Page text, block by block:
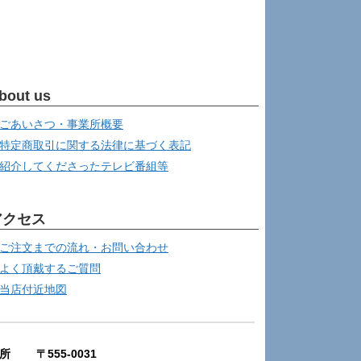
us
ごあいさつ・事業所概要
特定商取引に関する法律に基づく表記
紹介してくださったテレビ番組等
セス
ご注文までの流れ・お問い合わせ
よく頂戴するご質問
当店付近地図
所 〒555-0031